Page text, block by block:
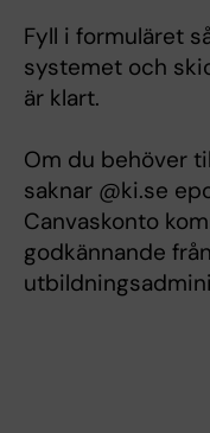
Fyll i formuläret
systemet och
är klart.
Om du behöver
saknar @ki.se
Canvaskonto
godkännande